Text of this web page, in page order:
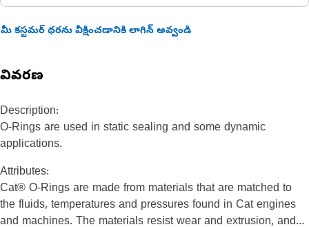
మీ కస్టమర్ ధరను వీక్షించడానికి లాగిన్ అవ్వండి
వివరణ
Description:
O-Rings are used in static sealing and some dynamic
applications.
Attributes:
Cat® O-Rings are made from materials that are matched to
the fluids, temperatures and pressures found in Cat engines
and machines. The materials resist wear and extrusion, and